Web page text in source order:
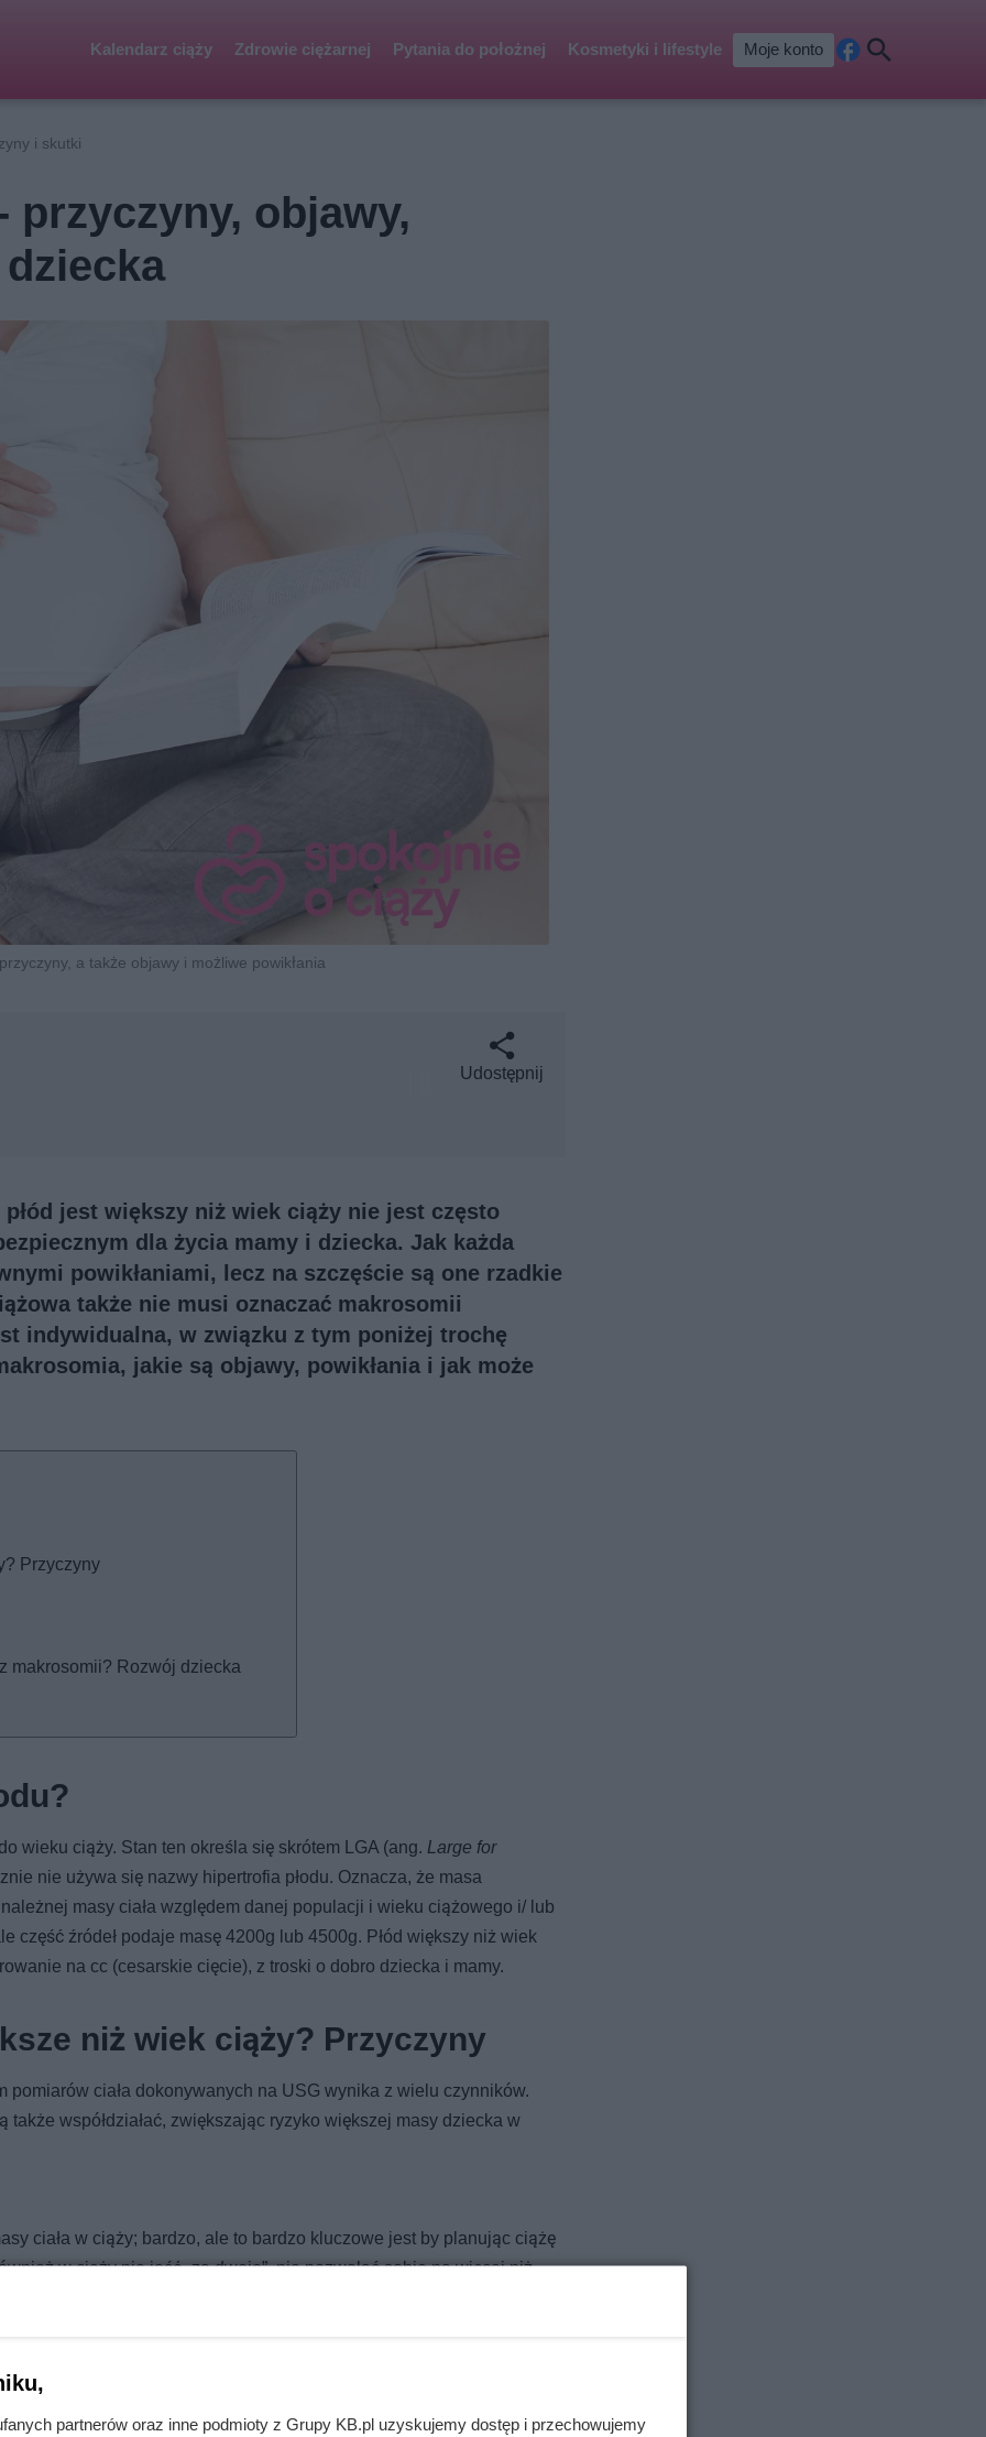
Kalendarz ciąży Zdrowie ciężarnej Pytania do położnej Kosmetyki i lifestyle Moje konto
cebkaj
i skutki
przyczyny, objawy,
a także objawy i możliwe powikłania
Udostępnij
jest większy niż wiek ciąży nie jest często
dla życia mamy i dziecka. Jak każda
powikłaniami, lecz na szczęście są one rzadkie
także nie musi oznaczać makrosomii
indywidualna, w związku z tym poniżej trochę
jakie są objawy, powikłania i jak może
Przyczyny
makrosomii? Rozwój dziecka
wieku ciąży. Stan ten określa się skrótem LGA (ang. Large for
nie używa się nazwy hipertrofia płodu. Oznacza, że masa
masy ciała względem danej populacji i wieku ciążowego i/ lub
część źródeł podaje masę 4200g lub 4500g. Płód większy niż wiek
na cc (cesarskie cięcie), z troski o dobro dziecka i mamy.
niż wiek ciąży? Przyczyny
ciała dokonywanych na USG wynika z wielu czynników.
współdziałać, zwiększając ryzyko większej masy dziecka w
ciała w ciąży; bardzo, ale to bardzo kluczowe jest by planując ciążę
w ciąży nie jeść „za dwoje”, nie pozwalać sobie na więcej niż
tłuszczowej mogą zostać na lata, a przy okazji obarczają dziecko
w jego wieku dorosłym. Dopiero w 2 trymestrze ciąży
się ono o +/- 300kcal, nie jest to dużo, więc nie zmienia to
większe,
partnerów oraz inne podmioty z Grupy KB.pl uzyskujemy dostęp i przechowujemy